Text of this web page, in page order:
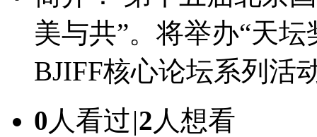
美与共”。将举办“天
BJIFF核心论坛系列活
0 人看过|2 人想看